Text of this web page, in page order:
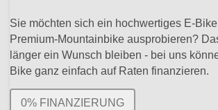
Sie möchten sich ein hochwertiges E-
Premium-Mountainbike ausprobieren?
länger ein Wunsch bleiben - bei uns
Bike ganz einfach auf Raten finanzieren.
0% FINANZIERUNG